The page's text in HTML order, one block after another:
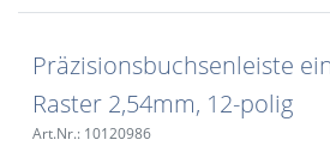
Präzisionsbuchsenleiste
Raster 2,54mm, 12-polig
Art.Nr.: 10120986